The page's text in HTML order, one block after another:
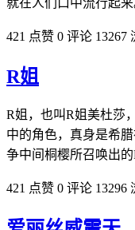
就在人们口中流行起来
421 点赞 0 评论 13267
R姐
R姐，也叫R姐美杜莎
中的角色，真身是希
争中间桐樱所召唤出的
421 点赞 0 评论 13296